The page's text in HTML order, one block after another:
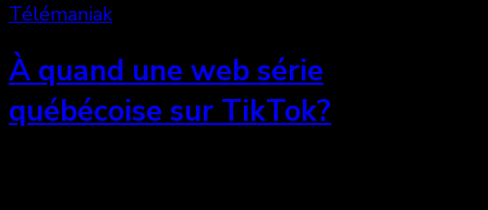
Télémaniak
À quand une web série
québécoise sur TikTok?